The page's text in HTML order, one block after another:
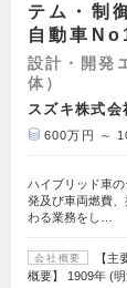
テム・制
自動車
設計・開発
体）
スズキ株式会
600万円 ～
ハイブリッド車
発及び車両燃費
わる業務をし…
会社概要
【
概要】 1909年 (